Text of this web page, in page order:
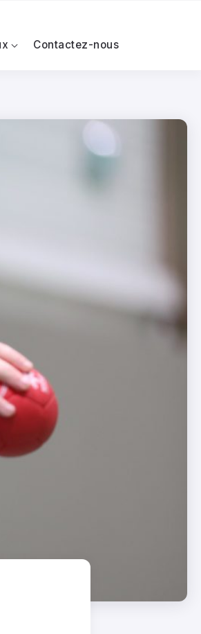
Contactez-nous